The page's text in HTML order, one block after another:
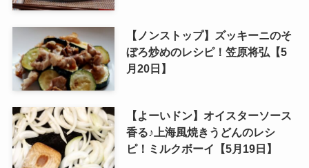
【ノンストップ】ズッキーニのそ
ぼろ炒めのレシピ！笠原将弘【5
月20日】
【よーいドン】オイスターソース
香る♪上海風焼きうどんのレシ
ピ！ミルクボーイ【5月19日】